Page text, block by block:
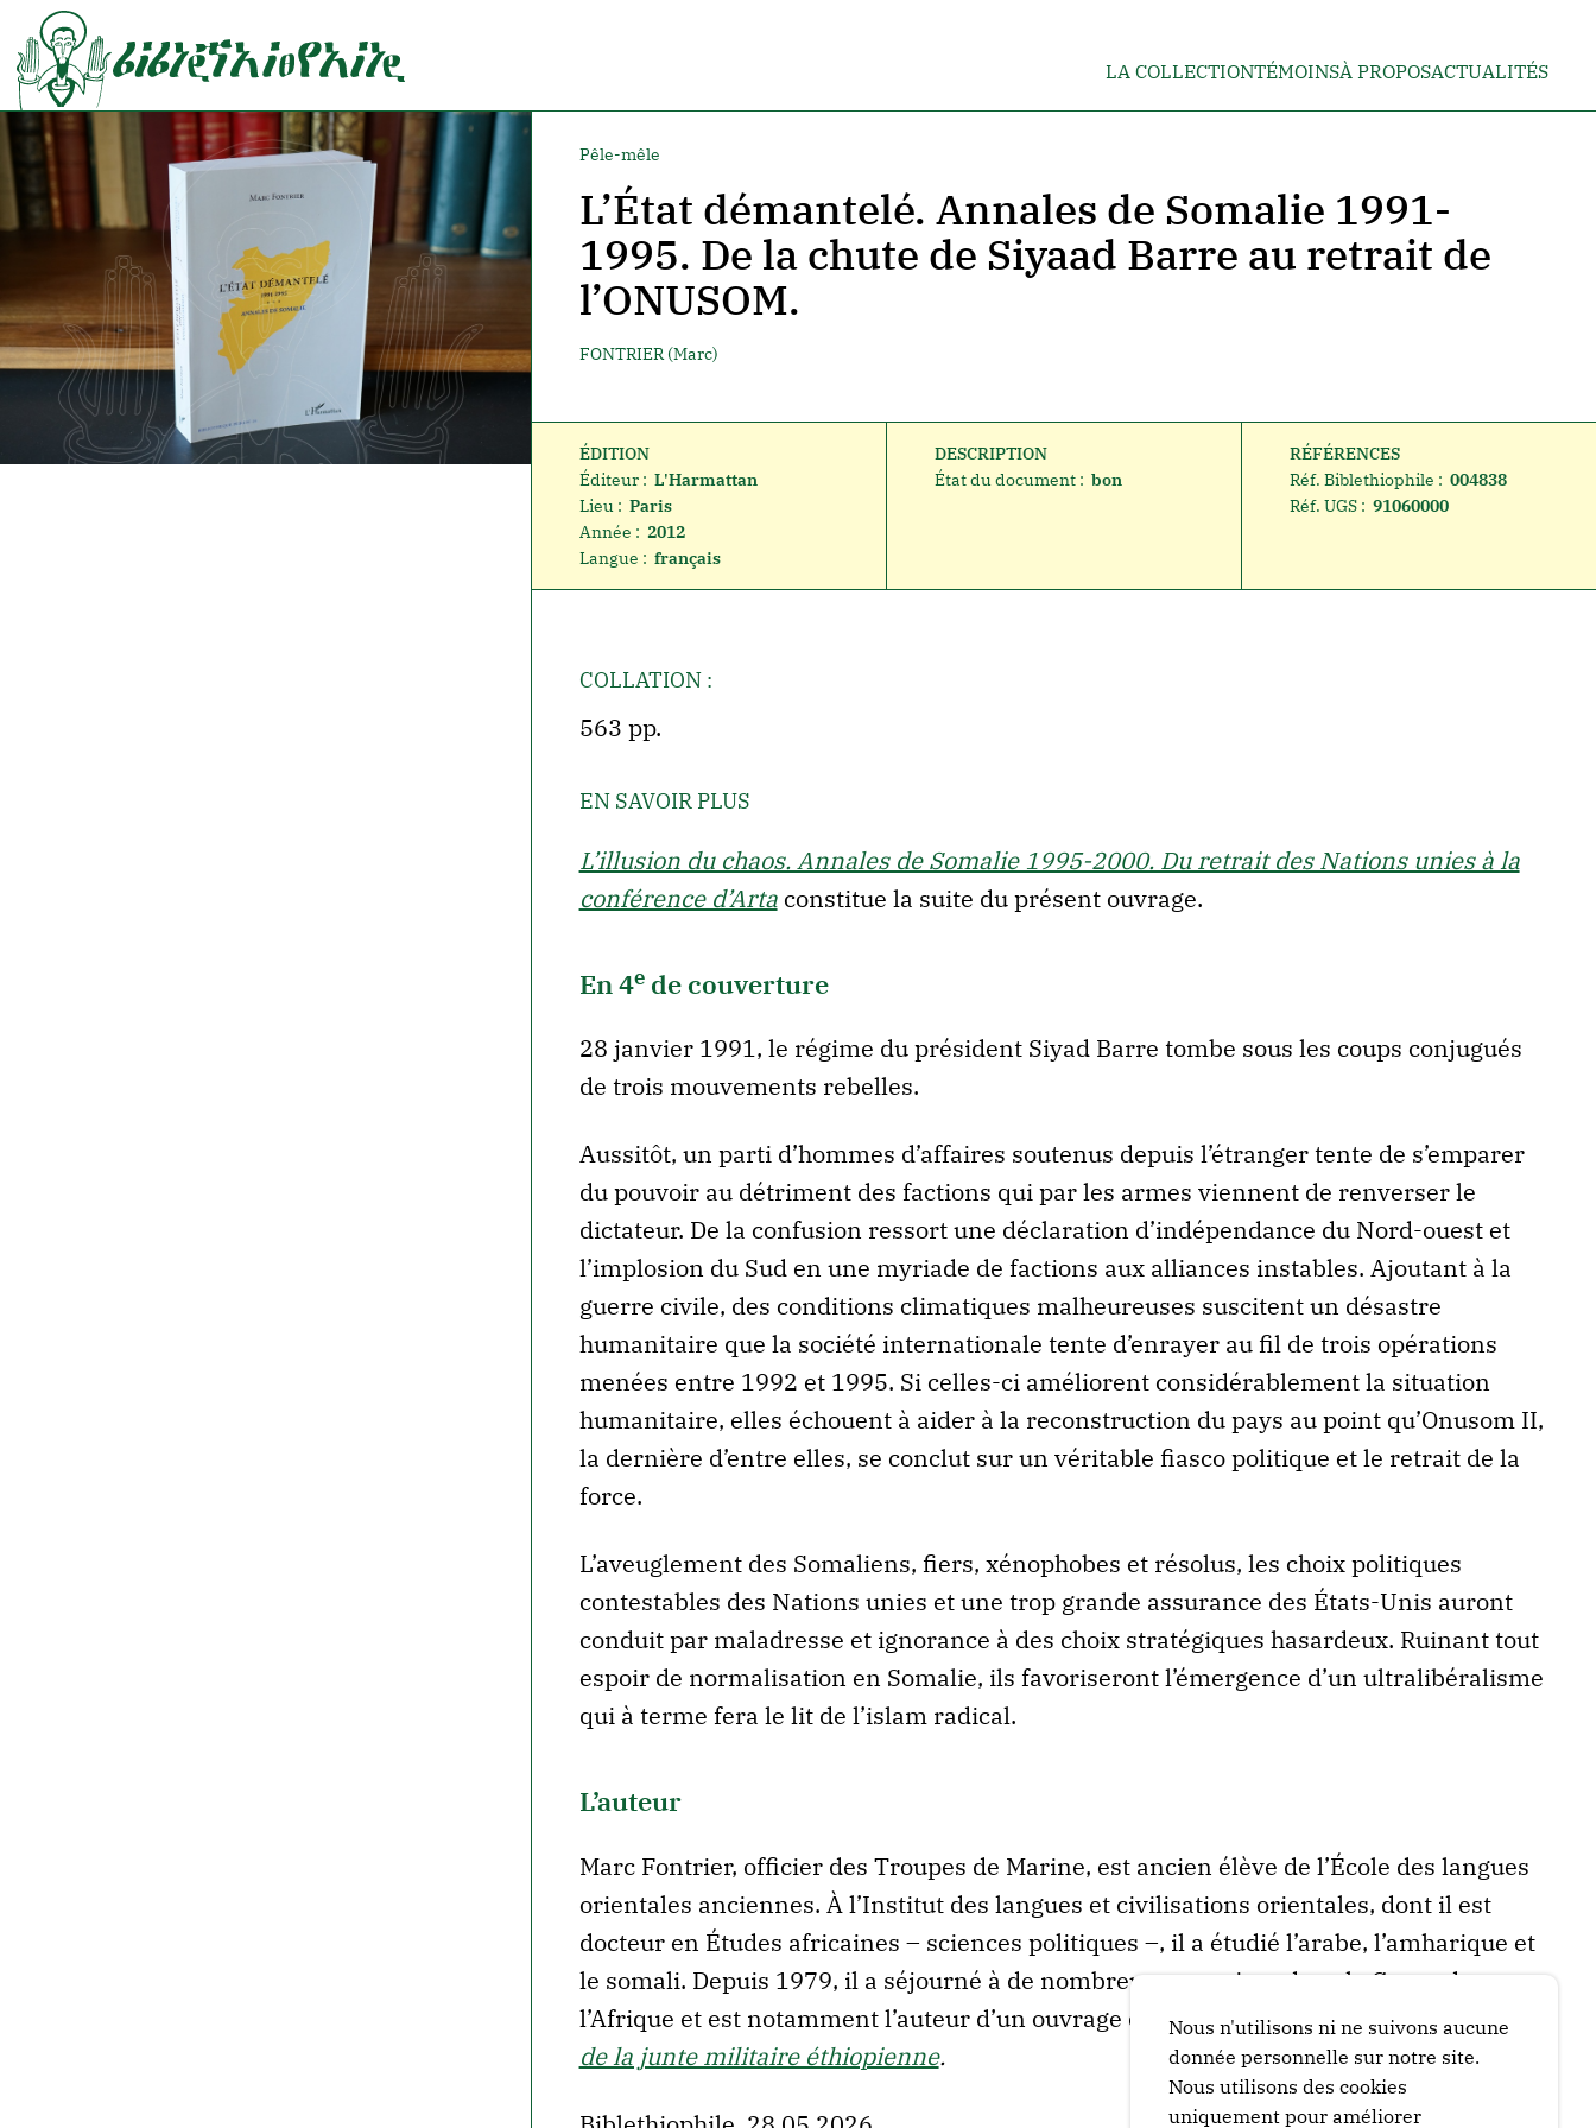
LA COLLECTIONTÉMOINSÀ PROPOSACTUALITÉS
Pêle-mêle
L’État démantelé. Annales de Somalie 1991-
1995. De la chute de Siyaad Barre au retrait de
l’ONUSOM.
FONTRIER (Marc)
ÉDITION
Éditeur : L'Harmattan
Lieu : Paris
Année : 2012
Langue : français
DESCRIPTION
État du document : bon
RÉFÉRENCES
Réf. Biblethiophile : 004838
Réf. UGS : 91060000
COLLATION :
563 pp.
EN SAVOIR PLUS
L’illusion du chaos. Annales de Somalie 1995-2000. Du retrait des Nations unies à la
conférence d’Arta constitue la suite du présent ouvrage.
En 4ede couverture
28 janvier 1991, le régime du président Siyad Barre tombe sous les coups conjugués
de trois mouvements rebelles.
Aussitôt, un parti d’hommes d’affaires soutenus depuis l’étranger tente de s’emparer
du pouvoir au détriment des factions qui par les armes viennent de renverser le
dictateur. De la confusion ressort une déclaration d’indépendance du Nord-ouest et
l’implosion du Sud en une myriade de factions aux alliances instables. Ajoutant à la
guerre civile, des conditions climatiques malheureuses suscitent un désastre
humanitaire que la société internationale tente d’enrayer au fil de trois opérations
menées entre 1992 et 1995. Si celles-ci améliorent considérablement la situation
humanitaire, elles échouent à aider à la reconstruction du pays au point qu’Onusom II,
la dernière d’entre elles, se conclut sur un véritable fiasco politique et le retrait de la
force.
L’aveuglement des Somaliens, fiers, xénophobes et résolus, les choix politiques
contestables des Nations unies et une trop grande assurance des États-Unis auront
conduit par maladresse et ignorance à des choix stratégiques hasardeux. Ruinant tout
espoir de normalisation en Somalie, ils favoriseront l’émergence d’un ultralibéralisme
qui à terme fera le lit de l’islam radical.
L’auteur
Marc Fontrier, officier des Troupes de Marine, est ancien élève de l’École des langues
orientales anciennes. À l’Institut des langues et civilisations orientales, dont il est
docteur en Études africaines – sciences politiques –, il a étudié l’arabe, l’amharique et
le somali. Depuis 1979, il a séjourné à de nombreuses reprises dans la Corne de
l’Afrique et est notamment l’auteur d’un ouvrage de référence sur l’Éthiopie : La Chute
de la junte militaire éthiopienne.
Nous n'utilisons ni ne suivons aucune
donnée personnelle sur notre site.
Nous utilisons des cookies
uniquement pour améliorer